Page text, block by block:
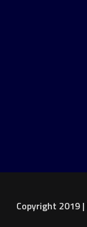
Copyright 2019 |